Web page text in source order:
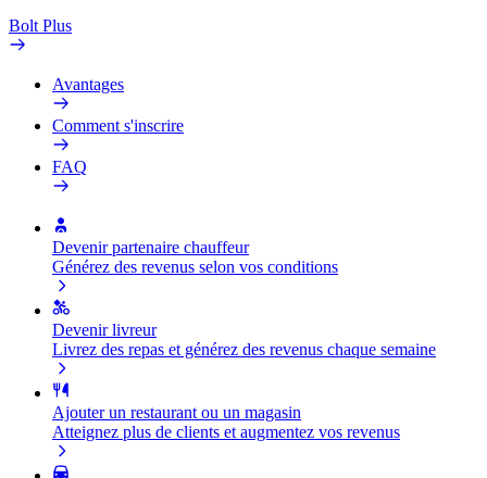
Bolt Plus
Avantages
Comment s'inscrire
FAQ
Devenir partenaire chauffeur
Générez des revenus selon vos conditions
Devenir livreur
Livrez des repas et générez des revenus chaque semaine
Ajouter un restaurant ou un magasin
Atteignez plus de clients et augmentez vos revenus